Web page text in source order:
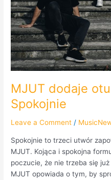
MJUT dodaje
Spokojnie
Leave a Comment /
Spokojnie to trzeci utwór
MJUT. Kojąca i spokojna
poczucie, że nie trzeba się
MJUT opowiada o tym, by